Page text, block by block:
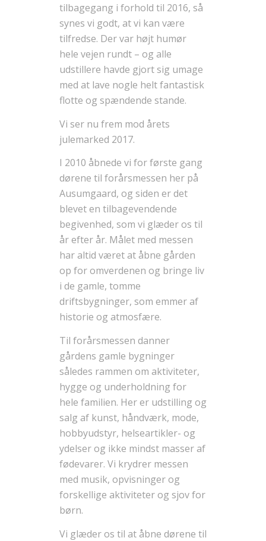
tilbagegang i forhold til 2016, så
synes vi godt, at vi kan være
tilfredse. Der var højt humør
hele vejen rundt – og alle
udstillere havde gjort sig umage
med at lave nogle helt fantastisk
flotte og spændende stande.
Vi ser nu frem mod årets
julemarked 2017.
I 2010 åbnede vi for første gang
dørene til forårsmessen her på
Ausumgaard, og siden er det
blevet en tilbagevendende
begivenhed, som vi glæder os til
år efter år. Målet med messen
har altid været at åbne gården
op for omverdenen og bringe liv
i de gamle, tomme
driftsbygninger, som emmer af
historie og atmosfære.
Til forårsmessen danner
gårdens gamle bygninger
således rammen om aktiviteter,
hygge og underholdning for
hele familien. Her er udstilling og
salg af kunst, håndværk, mode,
hobbyudstyr, helseartikler- og
ydelser og ikke mindst masser af
fødevarer. Vi krydrer messen
med musik, opvisninger og
forskellige aktiviteter og sjov for
børn.
Vi glæder os til at åbne dørene til